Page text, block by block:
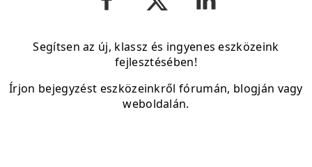
Segítsen az új, klassz és ingyenes eszközeink
fejlesztésében!
Írjon bejegyzést eszközeinkről fórumán, blogján vagy
weboldalán.